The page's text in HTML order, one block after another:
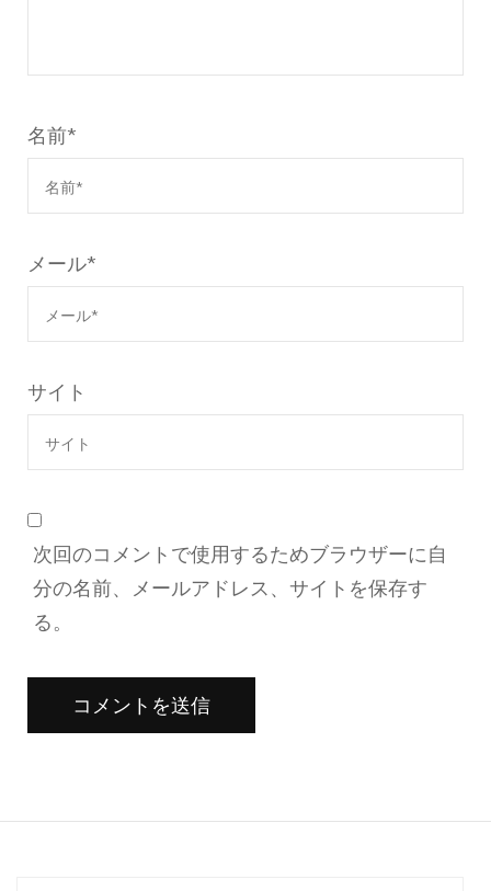
名前*
メール*
サイト
次回のコメントで使用するためブラウザーに自
分の名前、メールアドレス、サイトを保存す
る。